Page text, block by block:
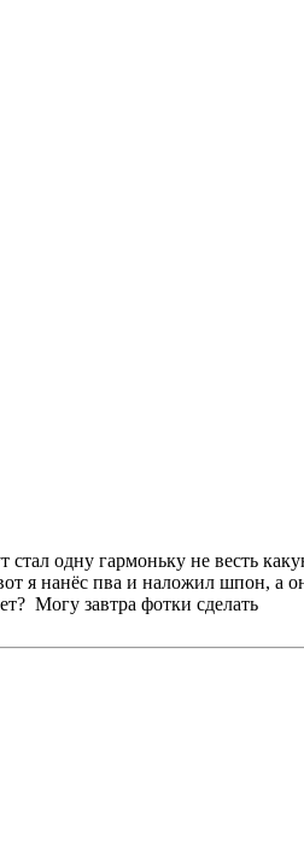
одну гармоньку не весть
я нанёс пва и наложил шпон, а
Могу завтра фотки сделать